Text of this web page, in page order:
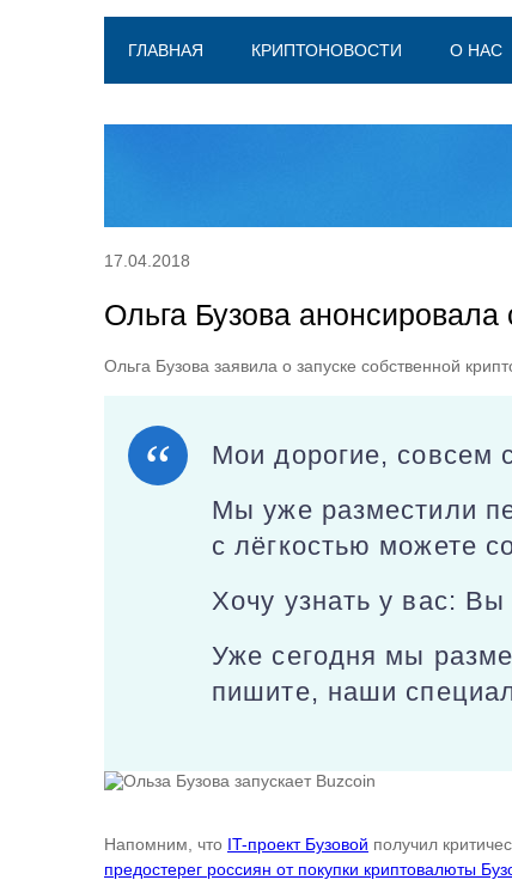
ГЛАВНАЯ КРИПТОНОВОСТИ О НАС
17.04.2018
Ольга Бузова анонсировала
Ольга Бузова заявила о запуске собственной
Мои дорогие, совсем
Мы уже разместили
с лёгкостью можете
Хочу узнать у вас:
Уже сегодня мы
пишите, наши
Напомним, что IT-проект Бузовой получил
предостерег россиян от покупки криптовалюты